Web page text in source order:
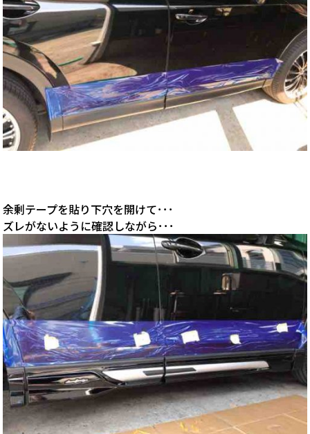
余剰テープを貼り下穴を開けて･･･
ズレがないように確認しながら･･･